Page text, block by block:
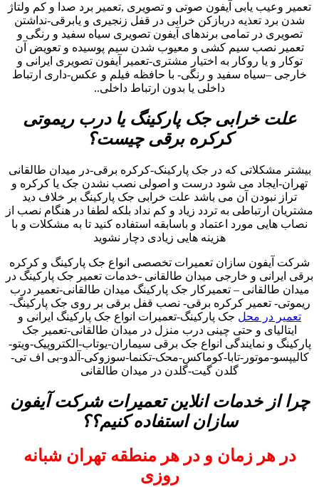
تعمیر وعیب یابی آیفون صوتی و تصویری ,تعمیر برد صدا و کم ولتاژ
شدن برد تعذیه دربازکن خرابی در قفل زنجیری و یابرقی-نداشتن
تصویری در تمامی برندهای آیفون تصویری سیاه سفید و رنگی و
تعمیر نصب سیم کشی و معیوب شدن سیم پوسیده و تعویض آن
توکار و یا روکار به اختیار مشتری-تعمیر آیفون تصویری ایرانی و
خارجی –سیاه سفید و رنگی- با حافظه فیلم و عکس-داری ارتباط
داخلی یا بدون ارتباط داخلی..
علت خرابی جک پارکینگ یا درب ریموتی
کرکره برقی چیست؟
بیشتر مشکلاتی که در جک پارکینک-کرکره برقی-در میدان طالقانی
تهران-ایجاد می شود درست و اصولی نصب نشدن جک یا کرکره و
تراز نبودن آن می باشد علت خرابی جک پارکینگ بر خلاف دید
مشتریان ارتباطی به تردد زیاد و کم نداد بلکه لطفا در هنگام نصب از
نصاب هایی مورد اعتماد و باسابقه استفاده کنید تا به مشکلات و با
هزینه هایی زیادی دچار نشوید
شرکت آیفون سازان تعمیرات تخصصی انواع جک پارکینگ و کرکره
برقی ایرانی و خارجی میدان طالقانی -خدمات تعمیر جک پارکینگ در
میدان طالقانی – تعمیرکار جک پارکینگ میدان طالقانی-تعمیر درب
ریموتی- تعمیر کرکره برقی- نصب قفل برقی بر روی جک پارکینگ-
تعمیر در محل جک پارکینگ-تعمیرات انواع جک پارکینگ ایرانی و
ایتالیای و حتی چینی درب منزل در میدان طالقانی-تعمیر جک
پارکینگ و نمایندگی انواع جک برقی سیماران-یوتاب-الکتروپیک-ویتو-
کالیپسو-موتور-تابا-کوماکس-محک-تکنما-سوزوکی-آلدو-بی اف تی-
گلدن گیت-گلدن در میدان طالقانی
چرا از خدمات انلاین تعمیرات شرکت آیفون
سازان استفاده کنیم؟؟
در هر زمان و در هر منطقه تهران شبانه
روزی